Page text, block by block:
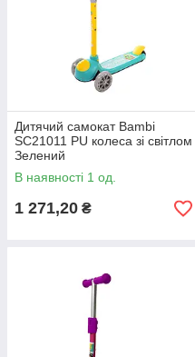
Дитячий самокат Bambi
SC21011 PU колеса зі світлом
Зелений
В наявності 1 од.
1 271,20 ₴